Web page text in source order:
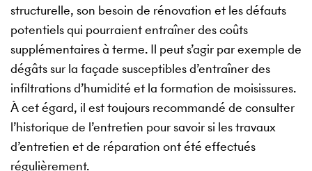
structurelle, son besoin de rénovation et les défauts
potentiels qui pourraient entraîner des coûts
supplémentaires à terme. Il peut s’agir par exemple de
dégâts sur la façade susceptibles d’entraîner des
infiltrations d’humidité et la formation de moisissures.
À cet égard, il est toujours recommandé de consulter
l’historique de l’entretien pour savoir si les travaux
d’entretien et de réparation ont été effectués
régulièrement.